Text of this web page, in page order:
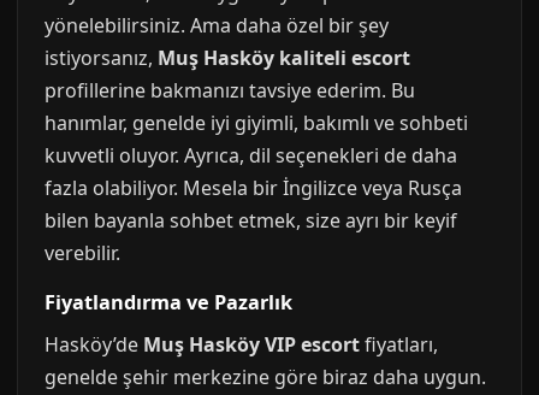
yönelebilirsiniz. Ama daha özel bir şey
istiyorsanız, Muş Hasköy kaliteli escort
profillerine bakmanızı tavsiye ederim. Bu
hanımlar, genelde iyi giyimli, bakımlı ve sohbeti
kuvvetli oluyor. Ayrıca, dil seçenekleri de daha
fazla olabiliyor. Mesela bir İngilizce veya Rusça
bilen bayanla sohbet etmek, size ayrı bir keyif
verebilir.
Fiyatlandırma ve Pazarlık
Hasköy’de Muş Hasköy VIP escortfiyatları,
genelde şehir merkezine göre biraz daha uygun.